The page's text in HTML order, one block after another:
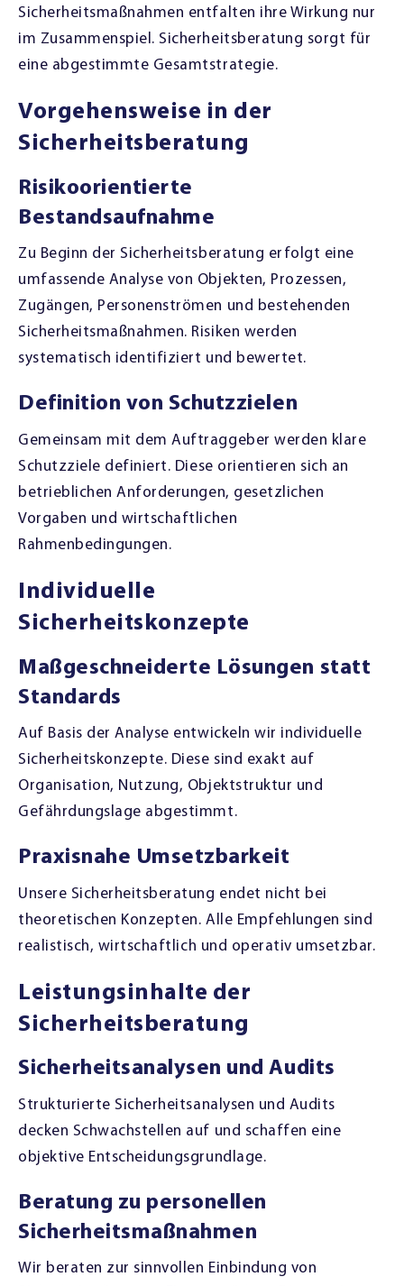
Sicherheitsmaßnahmen entfalten ihre Wirkung nur
im Zusammenspiel. Sicherheitsberatung sorgt für
eine abgestimmte Gesamtstrategie.
Vorgehensweise in der
Sicherheitsberatung
Risikoorientierte
Bestandsaufnahme
Zu Beginn der Sicherheitsberatung erfolgt eine
umfassende Analyse von Objekten, Prozessen,
Zugängen, Personenströmen und bestehenden
Sicherheitsmaßnahmen. Risiken werden
systematisch identifiziert und bewertet.
Definition von Schutzzielen
Gemeinsam mit dem Auftraggeber werden klare
Schutzziele definiert. Diese orientieren sich an
betrieblichen Anforderungen, gesetzlichen
Vorgaben und wirtschaftlichen
Rahmenbedingungen.
Individuelle
Sicherheitskonzepte
Maßgeschneiderte Lösungen statt
Standards
Auf Basis der Analyse entwickeln wir individuelle
Sicherheitskonzepte. Diese sind exakt auf
Organisation, Nutzung, Objektstruktur und
Gefährdungslage abgestimmt.
Praxisnahe Umsetzbarkeit
Unsere Sicherheitsberatung endet nicht bei
theoretischen Konzepten. Alle Empfehlungen sind
realistisch, wirtschaftlich und operativ umsetzbar.
Leistungsinhalte der
Sicherheitsberatung
Sicherheitsanalysen und Audits
Strukturierte Sicherheitsanalysen und Audits
decken Schwachstellen auf und schaffen eine
objektive Entscheidungsgrundlage.
Beratung zu personellen
Sicherheitsmaßnahmen
Wir beraten zur sinnvollen Einbindung von